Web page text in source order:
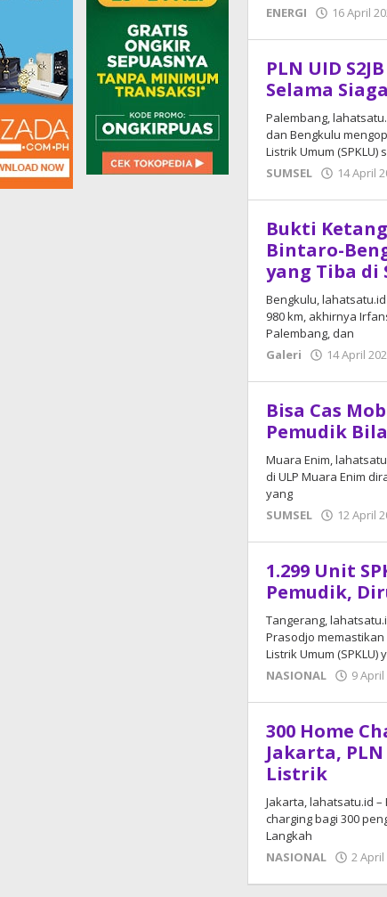
ENERGI
16 April
PLN UID
Selama
Palembang,
dan Bengkulu
Listrik Umum (SPKLU)
SUMSEL
14 April
Bukti
Bintaro-
yang Tiba di
Bengkulu,
980 km, akhirnya
Palembang, dan
Galeri
14 April
Bisa Cas
Pemudik
Muara Enim,
di ULP Muara Enim
yang
SUMSEL
12 April
1.299 Unit
Pemudik,
Tangerang,
Prasodjo
Listrik Umum
NASIONAL
9
300 Home
Jakarta,
Listrik
Jakarta, lahatsatu.id
charging bagi 300
Langkah
NASIONAL
2 April